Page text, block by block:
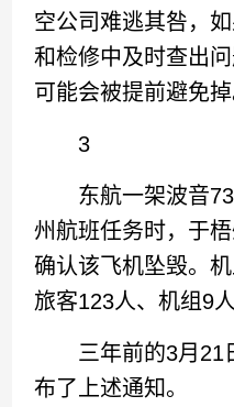
空公司难逃其咎，
和检修中及时查出
可能会被提前避免掉
3
东航一架波音
州航班任务时，于
确认该飞机坠毁。
旅客123人、机组9人
三年前的3月21
布了上述通知。